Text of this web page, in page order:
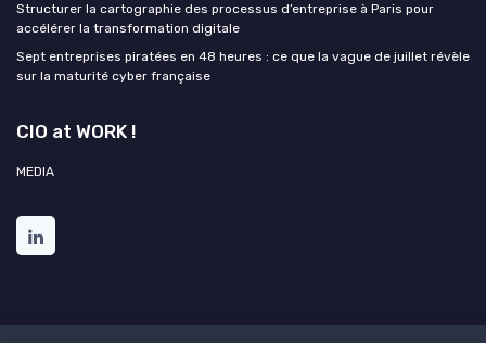
Structurer la cartographie des processus d’entreprise à Paris pour
accélérer la transformation digitale
Sept entreprises piratées en 48 heures : ce que la vague de juillet révèle
sur la maturité cyber française
CIO at WORK !
MEDIA